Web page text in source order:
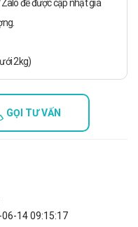
Zalo để được cập nhật giá
2kg)
GỌI TƯ VẤN
14 09:15:17